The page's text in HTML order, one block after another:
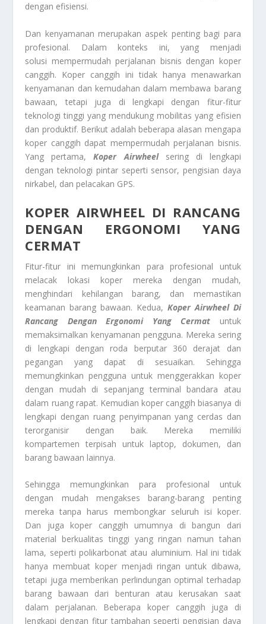
dengan efisiensi.
Dan kenyamanan merupakan aspek penting bagi para
profesional. Dalam konteks ini, yang menjadi
solusi mempermudah perjalanan bisnis dengan koper
canggih. Koper canggih ini tidak hanya menawarkan
kenyamanan dan kemudahan dalam membawa barang
bawaan, tetapi juga di lengkapi dengan fitur-fitur
teknologi tinggi yang mendukung mobilitas yang efisien
dan produktif. Berikut adalah beberapa alasan mengapa
koper canggih dapat mempermudah perjalanan bisnis.
Yang pertama,Koper Airwheelsering di lengkapi
dengan teknologi pintar seperti sensor, pengisian daya
nirkabel, dan pelacakan GPS.
KOPER AIRWHEEL DI RANCANG
DENGAN ERGONOMI YANG
CERMAT
Fitur-fitur ini memungkinkan para profesional untuk
melacak lokasi koper mereka dengan mudah,
menghindari kehilangan barang, dan memastikan
keamanan barang bawaan. Kedua, Koper Airwheel Di
Rancang Dengan Ergonomi Yang Cermat untuk
memaksimalkan kenyamanan pengguna. Mereka sering
di lengkapi dengan roda berputar 360 derajat dan
pegangan yang dapat di sesuaikan. Sehingga
memungkinkan pengguna untuk menggerakkan koper
dengan mudah di sepanjang terminal bandara atau
dalam ruang rapat. Kemudian koper canggih biasanya di
lengkapi dengan ruang penyimpanan yang cerdas dan
terorganisir dengan baik. Mereka memiliki
kompartemen terpisah untuk laptop, dokumen, dan
barang bawaan lainnya.
Sehingga memungkinkan para profesional untuk
dengan mudah mengakses barang-barang penting
mereka tanpa harus membongkar seluruh isi koper.
Dan juga koper canggih umumnya di bangun dari
material berkualitas tinggi yang ringan namun tahan
lama, seperti polikarbonat atau aluminium. Hal ini tidak
hanya membuat koper menjadi ringan untuk dibawa,
tetapi juga memberikan perlindungan optimal terhadap
barang bawaan dari benturan atau kerusakan saat
dalam perjalanan. Beberapa koper canggih juga di
lengkapi dengan fitur tambahan seperti pengisian daya